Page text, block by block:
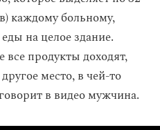
каждому больному,
на целое здание.
продукты доходят,
место, в чей-то
в видео мужчина.